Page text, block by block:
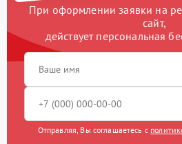
При оформлении заявки на
сайт,
действует персональная
Отправляя, Вы соглашаетесь с